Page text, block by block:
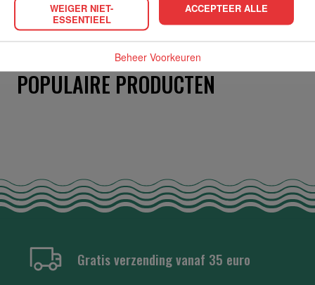
POPULAIRE PRODUCTEN
Gratis verzending vanaf 35 euro
WEIGER NIET-
ESSENTIEEL
ACCEPTEER ALLE
Beheer Voorkeuren